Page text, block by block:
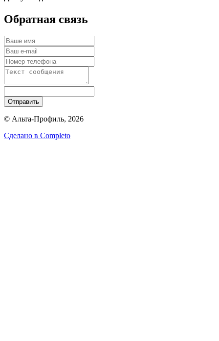
Обратная связь
Отправить
© Альта-Профиль, 2026
Сделано в Completo